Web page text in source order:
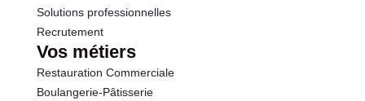
Solutions professionnelles
Recrutement
Vos métiers
Restauration Commerciale
Boulangerie-Pâtisserie